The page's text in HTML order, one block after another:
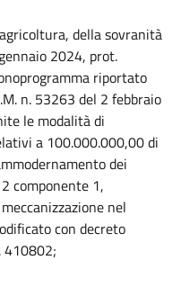
della sovranità
2024, prot.
riportato
n. 53263 del 2 febbraio
le modalità di
a 100.000.000,00 di
dei
componente 1,
nel
con decreto
410802;